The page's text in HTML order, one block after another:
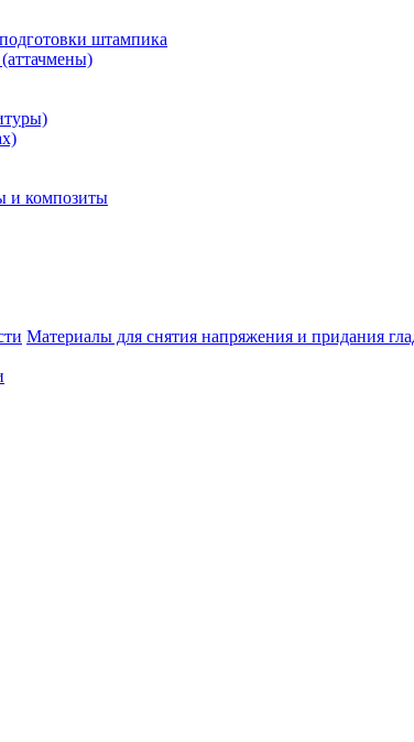
штампика
и композиты
Материалы для снятия напряжения и придания